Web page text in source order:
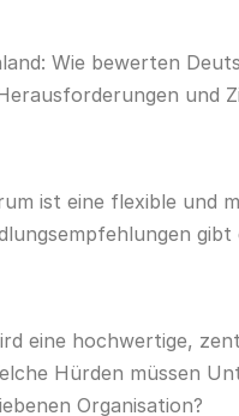
Wie bewerten
und
ist eine flexible und
eine hochwertige,
Hürden müssen
Organisation?